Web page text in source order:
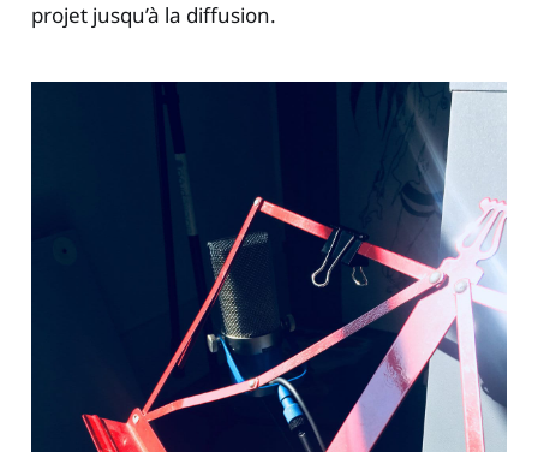
projet jusqu’à la diffusion.